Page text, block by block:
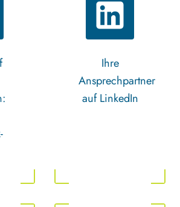
Ihre
Ansprechpartner
auf LinkedIn